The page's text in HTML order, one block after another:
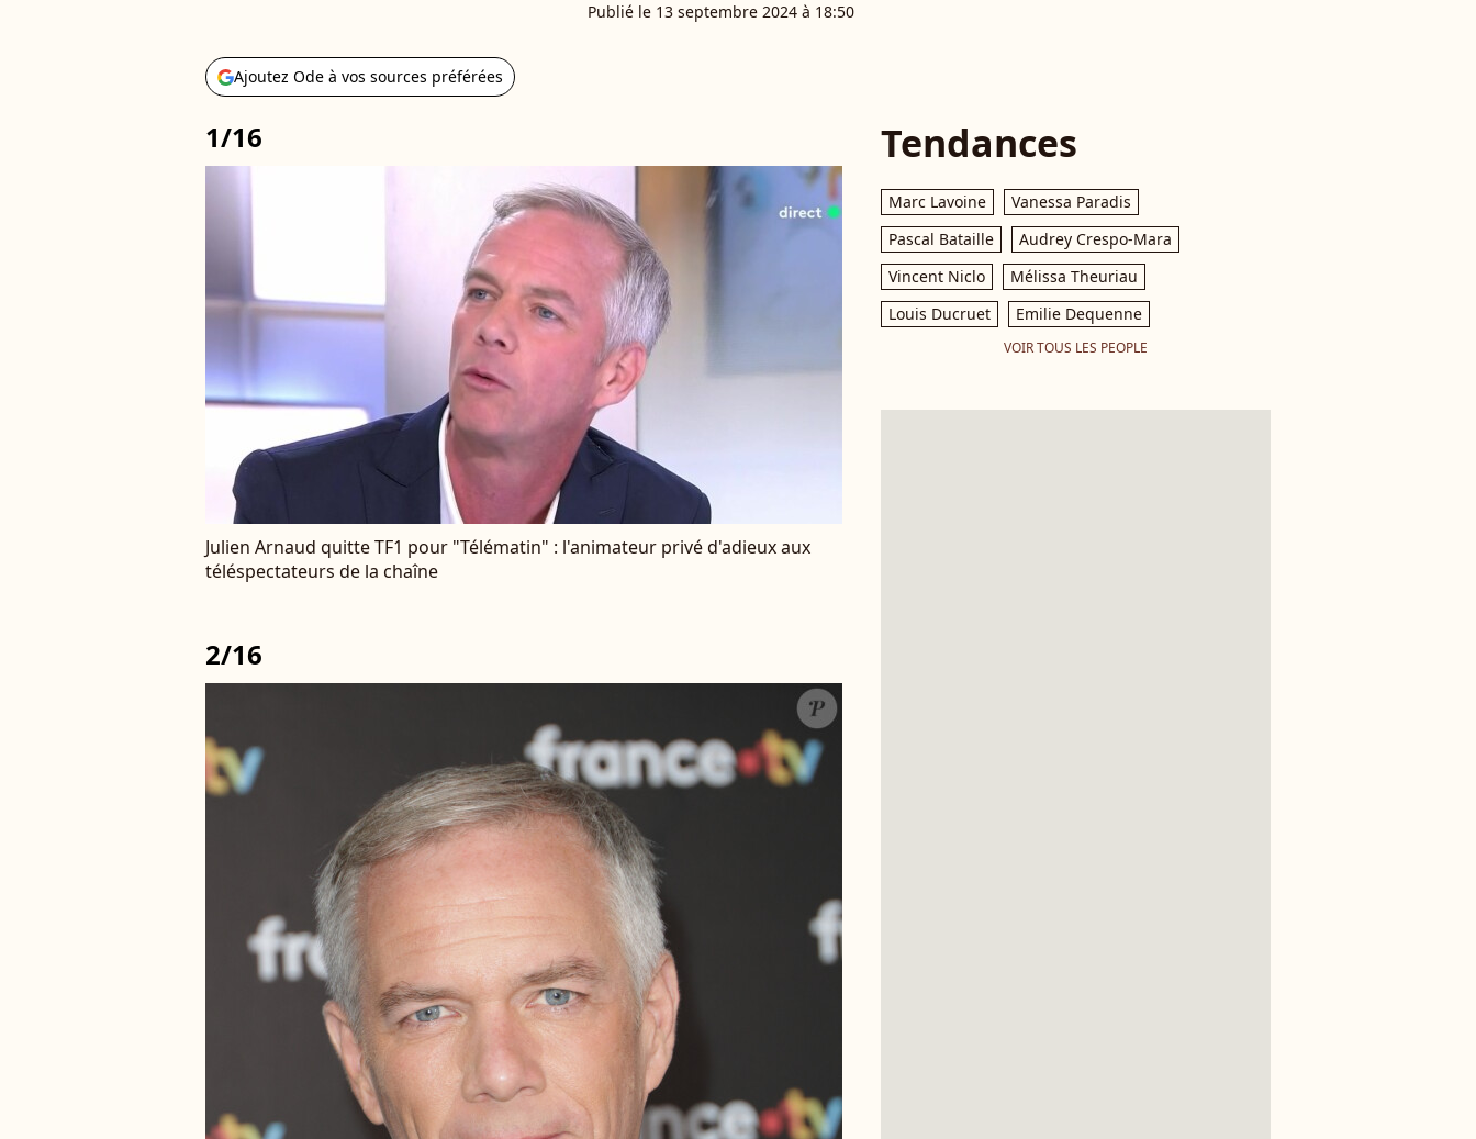
Publié le 13 septembre 2024 à 18:50
Ajoutez Ode à vos sources préférées
1/16
Julien Arnaud quitte TF1 pour "Télématin" : l'animateur privé d'adieux aux
téléspectateurs de la chaîne
2/16
Tendances
Marc Lavoine
Vanessa Paradis
Pascal Bataille
Audrey Crespo-Mara
Vincent Niclo
Mélissa Theuriau
Louis Ducruet
Emilie Dequenne
VOIR TOUS LES PEOPLE